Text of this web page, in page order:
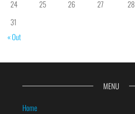
24
25 26 27 28
31
« Out
MENU
Home